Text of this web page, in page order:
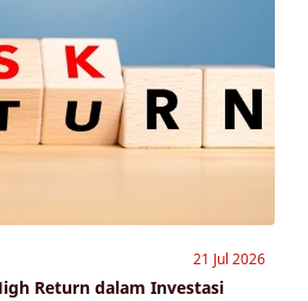
21 Jul 2026
Return dalam Investasi